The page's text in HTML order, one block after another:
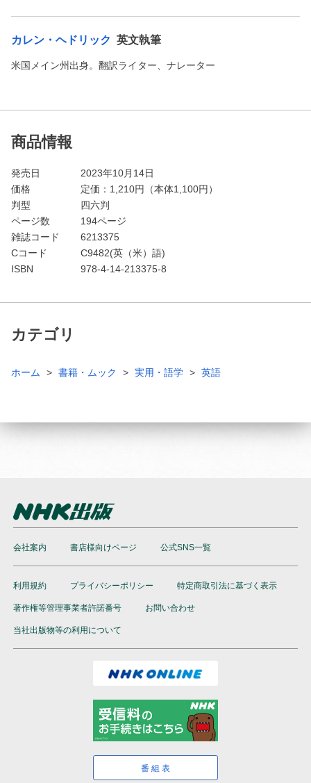
カレン・ヘドリック 英文執筆
米国メイン州出身。翻訳ライター、ナレーター
商品情報
発売日
2023年10月14日
価格
定価： 1,210円（本体1,100円）
判型
四六判
ページ数
194ページ
雑誌コード
6213375
Cコード
C9482(英（米）語)
ISBN
978-4-14-213375-8
カテゴリ
ホーム 書籍・ムック 実用・語学 英語
会社案内 書店様向けページ 公式SNS一覧
利用規約 プライバシーポリシー 特定商取引法に基づく表示
著作権等管理事業者許諾番号 お問い合わせ
当社出版物等の利用について
番組表